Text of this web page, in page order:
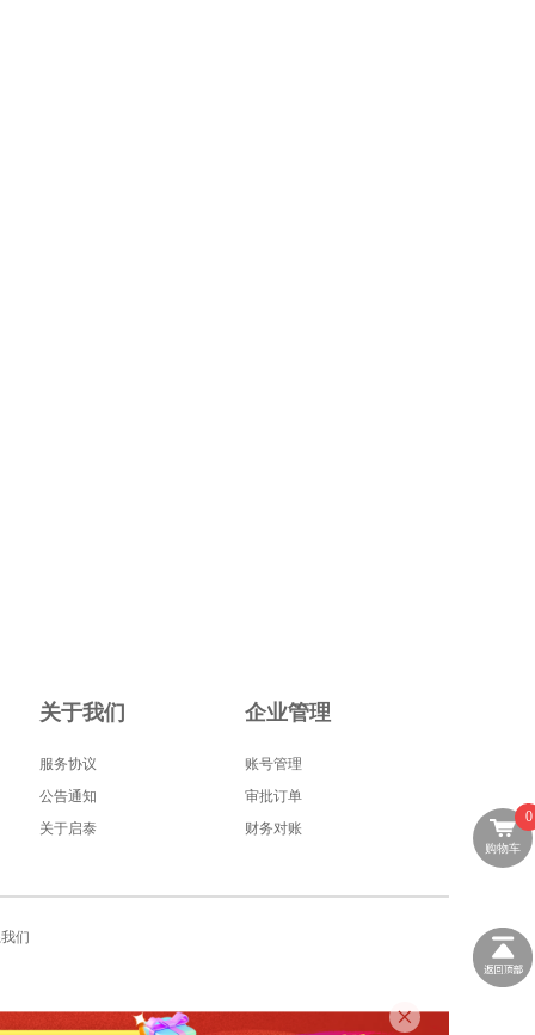
购物车
0
关于我们
服务协议
公告通知
关于启泰
企业管理
账号管理
审批订单
财务对账
们